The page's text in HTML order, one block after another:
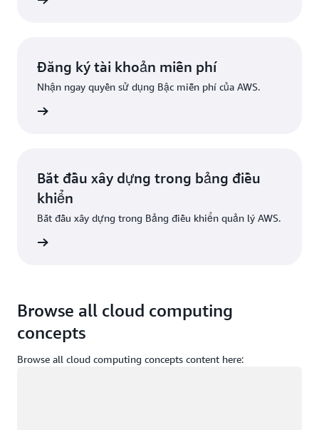
Đăng ký tài khoản miễn phí
Nhận ngay quyền sử dụng Bậc miễn phí của AWS.
Bắt đầu xây dựng trong bảng điều
khiển
Bắt đầu xây dựng trong Bảng điều khiển quản lý AWS.
Browse all cloud computing
concepts
Browse all cloud computing concepts content here: